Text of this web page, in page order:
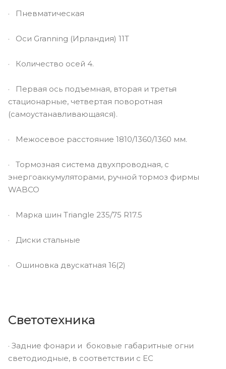
· Пневматическая
· Оси Granning (Ирландия) 11Т
· Количество осей 4.
· Первая ось подъемная, вторая и третья
стационарные, четвертая поворотная
(самоустанавливающаяся).
· Межосевое расстояние 1810/1360/1360 мм.
· Тормозная система двухпроводная, с
энергоаккумуляторами, ручной тормоз фирмы
WABCO
· Марка шин Triangle 235/75 R17.5
· Диски стальные
· Ошиновка двускатная 16(2)
Светотехника
· Задние фонари и боковые габаритные огни
светодиодные, в соответствии с EC